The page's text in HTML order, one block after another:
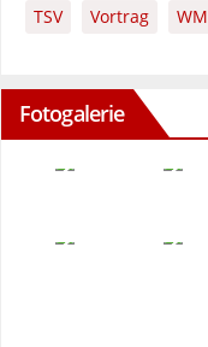
TSV
Vortrag WM
Fotogalerie